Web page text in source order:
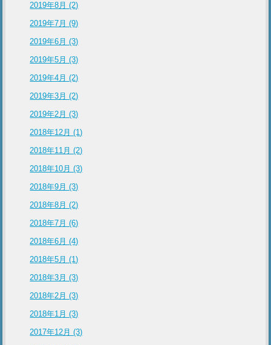
2019年8月 (2)
2019年7月 (9)
2019年6月 (3)
2019年5月 (3)
2019年4月 (2)
2019年3月 (2)
2019年2月 (3)
2018年12月 (1)
2018年11月 (2)
2018年10月 (3)
2018年9月 (3)
2018年8月 (2)
2018年7月 (6)
2018年6月 (4)
2018年5月 (1)
2018年3月 (3)
2018年2月 (3)
2018年1月 (3)
2017年12月 (3)